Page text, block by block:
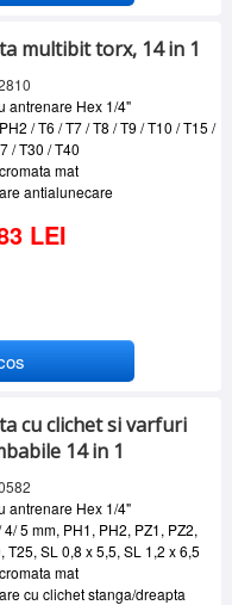
multibit torx, 14 in 1
antrenare Hex 1/4"
/ T6 / T7 / T8 / T9 / T10 / T15 /
/ T30 / T40
mat
antialunecare
LEI
cu clichet si varfuri
14 in 1
antrenare Hex 1/4"
5 mm, PH1, PH2, PZ1, PZ2,
T25, SL 0,8 x 5,5, SL 1,2 x 6,5
mat
cu clichet stanga/dreapta